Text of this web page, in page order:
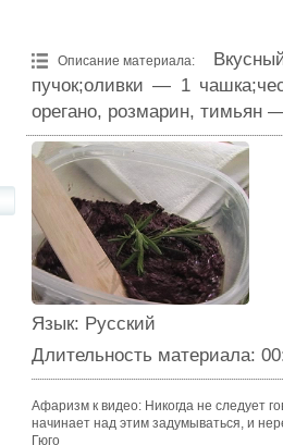
Описание материала:
пучок;оливки — 1
орегано, розмарин, тимьян
Язык: Русский
Длительность материала:
Афаризм к видео: Никогда не следует
начинает над этим задумываться, и
Гюго